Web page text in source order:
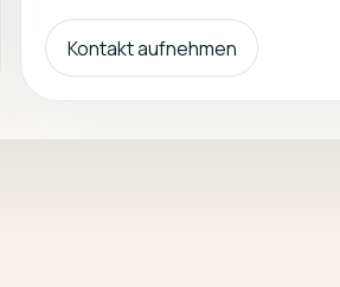
Kontakt aufnehmen